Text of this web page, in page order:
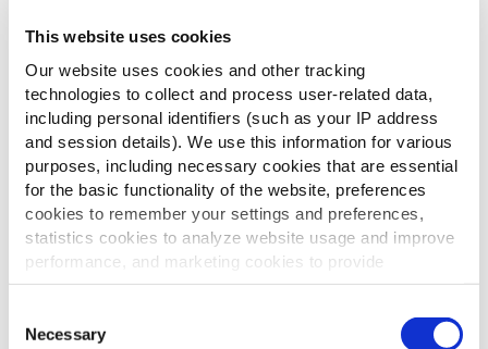
This website uses cookies
Our website uses cookies and other tracking
technologies to collect and process user-related data,
including personal identifiers (such as your IP address
and session details). We use this information for various
purposes, including necessary cookies that are essential
for the basic functionality of the website, preferences
cookies to remember your settings and preferences,
statistics cookies to analyze website usage and improve
performance, and marketing cookies to provide
personalized content and advertising.
By clicking 'Allow all cookies', you consent to the use of
Selection
Necessary
Tikime, kad kiekvienas turėtų dirbti aplinkoje,
kurioje visi jaustųsi saugūs ir laukiami.
Mūsų elgesio kodeksas įpareigoja kiekvieną
darbuotoją užtikrinti, kad „McCain“ teiktų saugią,
pagarbią ir įtraukią aplinką be diskriminacijos ir
priekabiavimo. Mūsų tiekėjų elgesio kodeksas taip
pat draudžia priverstinį darbą, vaikų išnaudojimą,
diskriminaciją, nežmonišką elgesį, prievartą ir
priekabiavimą.